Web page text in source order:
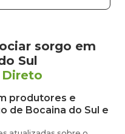
sorgo em
Sul
Direto
produtores e
de Bocaina do Sul e